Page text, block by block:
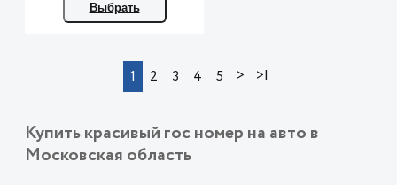
Выбрать
1 2 3 4 5 > >|
Купить красивый гос номер на авто в
Московская область